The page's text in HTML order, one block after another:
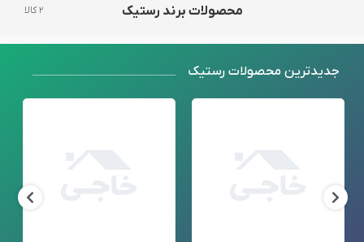
محصولات برند رستیک ۲ کالا
جدید‌ترین محصولات رستیک